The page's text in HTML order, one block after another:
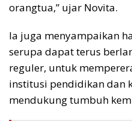
orangtua,” ujar Novita.
Ia juga menyampaikan
serupa dapat terus
reguler, untuk
institusi pendidikan dan
mendukung tumbuh